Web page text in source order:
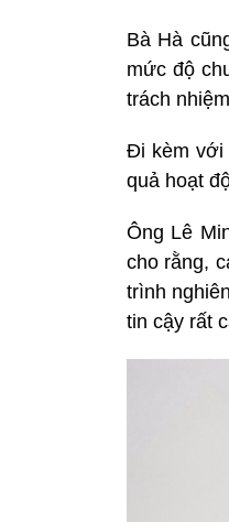
Bà Hà
mức độ
trách
Đi kèm với
quả hoạt
Ông Lê
cho rằng,
trình
tin cậy rất